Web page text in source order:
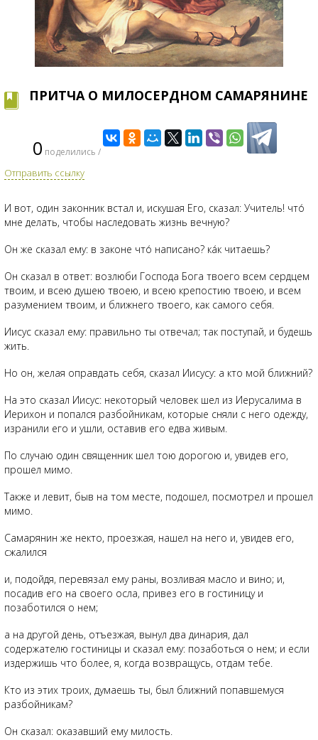
ПРИТЧА О МИЛОСЕРДНОМ САМАРЯНИНЕ
0 поделились /
Отправить ссылку
И вот, один законник встал и, искушая Его, сказал: Учитель! что́
мне делать, чтобы наследовать жизнь вечную?
Он же сказал ему: в законе что́ написано? ка́к читаешь?
Он сказал в ответ: возлюби Господа Бога твоего всем сердцем
твоим, и всею душею твоею, и всею крепостию твоею, и всем
разумением твоим, и ближнего твоего, как самого себя.
Иисус сказал ему: правильно ты отвечал; так поступай, и будешь
жить.
Но он, желая оправдать себя, сказал Иисусу: а кто мой ближний?
На это сказал Иисус: некоторый человек шел из Иерусалима в
Иерихон и попался разбойникам, которые сняли с него одежду,
изранили его и ушли, оставив его едва живым.
По случаю один священник шел тою дорогою и, увидев его,
прошел мимо.
Также и левит, быв на том месте, подошел, посмотрел и прошел
мимо.
Самарянин же некто, проезжая, нашел на него и, увидев его,
сжалился
и, подойдя, перевязал ему раны, возливая масло и вино; и,
посадив его на своего осла, привез его в гостиницу и
позаботился о нем;
а на другой день, отъезжая, вынул два динария, дал
содержателю гостиницы и сказал ему: позаботься о нем; и если
издержишь что более, я, когда возвращусь, отдам тебе.
Кто из этих троих, думаешь ты, был ближний попавшемуся
разбойникам?
Он сказал: оказавший ему милость.